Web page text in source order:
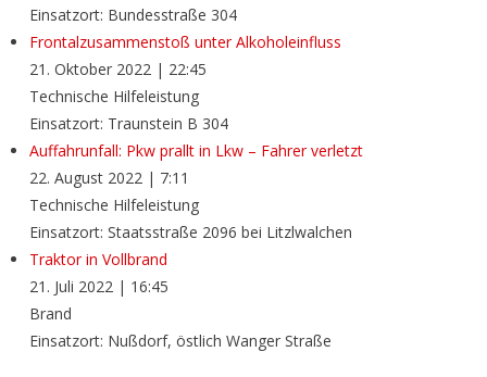
Einsatzort: Bundesstraße 304
Frontalzusammenstoß unter Alkoholeinfluss
21. Oktober 2022| 22:45
Technische Hilfeleistung
Einsatzort: Traunstein B 304
Auffahrunfall: Pkw prallt in Lkw – Fahrer verletzt
22. August 2022| 7:11
Technische Hilfeleistung
Einsatzort: Staatsstraße 2096 bei Litzlwalchen
Traktor in Vollbrand
21. Juli 2022| 16:45
Brand
Einsatzort: Nußdorf, östlich Wanger Straße